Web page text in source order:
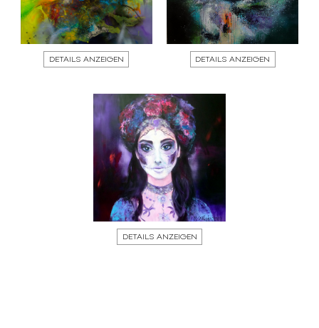
DETAILS ANZEIGEN DETAILS ANZEIGEN
DETAILS ANZEIGEN